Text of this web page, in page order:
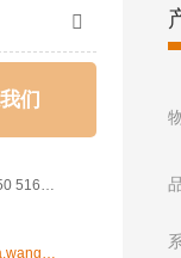

们
电话 : + 86 150 5162 5639